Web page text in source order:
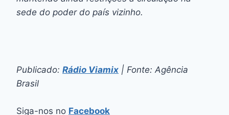
sede do poder do país vizinho.
Publicado: Rádio Viamix | Fonte: Agência
Brasil
Siga-nos no Facebook